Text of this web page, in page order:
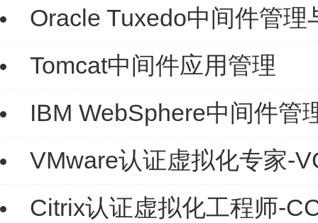
Oracle Tuxedo中间件管理
Tomcat中间件应用管理
IBM WebSphere中间件管
VMware认证虚拟化专家-
Citrix认证虚拟化工程师-